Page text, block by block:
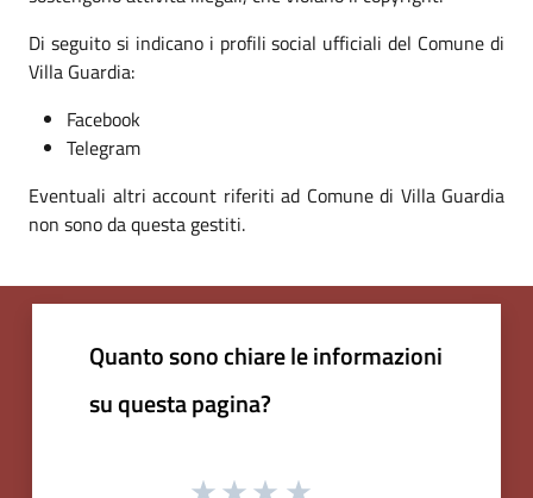
Di seguito si indicano i profili social ufficiali del Comune di
Villa Guardia:
Facebook
Telegram
Eventuali altri account riferiti ad Comune di Villa Guardia
non sono da questa gestiti.
Quanto sono chiare le informazioni
su questa pagina?